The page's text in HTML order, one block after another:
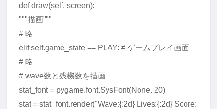
def draw(self, screen):
"""描画"""
# 略
elif self.game_state == PLAY: # ゲームプレイ画面
# 略
# wave数と残機数を描画
stat_font = pygame.font.SysFont(None, 20)
stat = stat_font.render("Wave:{:2d} Lives:{:2d} Score: